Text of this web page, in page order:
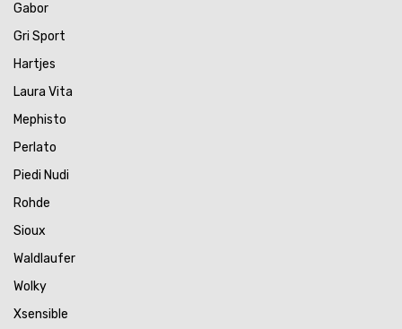
Gabor
Gri Sport
Hartjes
Laura Vita
Mephisto
Perlato
Piedi Nudi
Rohde
Sioux
Waldlaufer
Wolky
Xsensible